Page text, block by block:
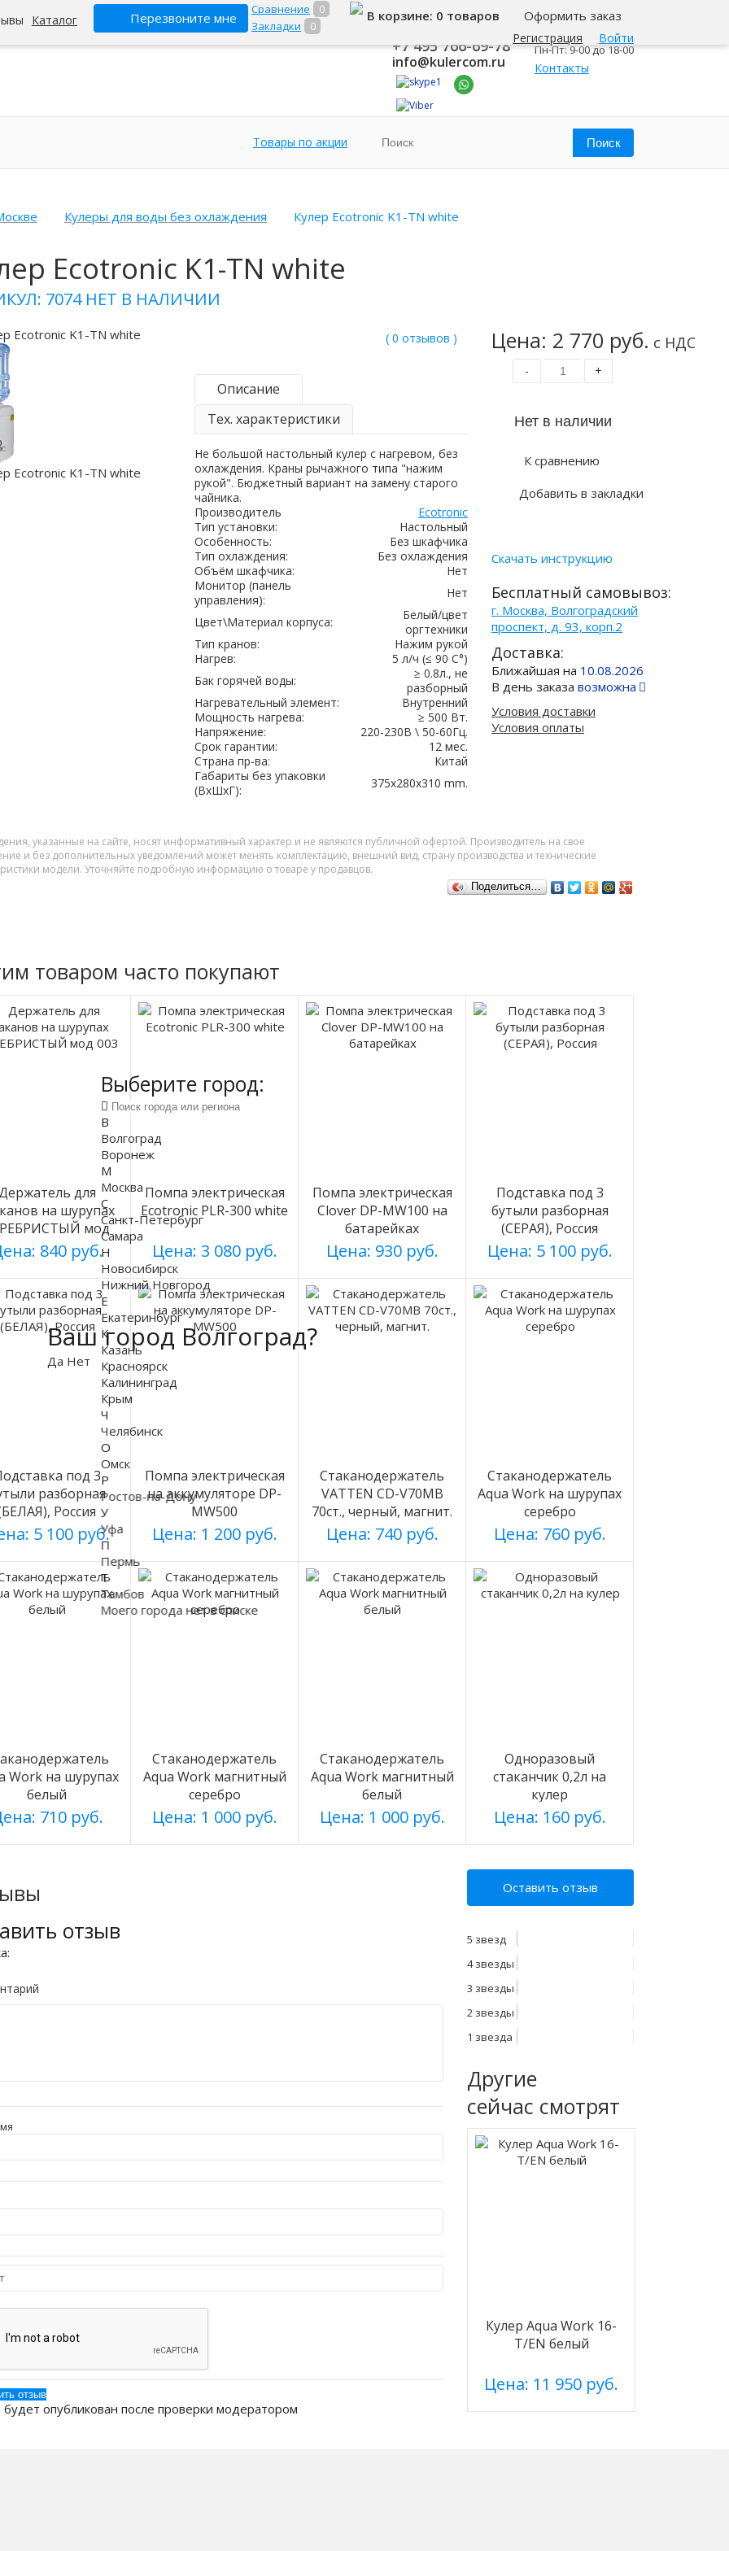
Каталог Перезвоните мне
Сравнение
0
Закладки
0
Регистрация Войти
В корзине: 0 товаров Оформить заказ
8 800 500-345-1
+7 495 766-69-78
info@kulercom.ru
Москва
Пн-Пт: 9-00 до 18-00
Контакты
Товары по акции
Кулеры для воды без охлаждения Кулер Ecotronic K1-TN white
Ecotronic K1-TN white
7074 НЕТ В НАЛИЧИИ
Цена: 2 770 руб. с НДС
- +
К сравнению
Добавить в закладки
Скачать инструкцию
Бесплатный самовывоз:
г. Москва, Волгоградский
проспект, д. 93, корп.2
Доставка:
Ближайшая на 10.08.2026
В день заказа возможна
Условия доставки
Условия оплаты
( 0 отзывов )
Описание
Тех. характеристики
Не большой настольный кулер с нагревом, без
охлаждения. Краны рычажного типа "нажим
рукой". Бюджетный вариант на замену старого
чайника.
Производитель
Ecotronic
Тип установки:
Настольный
Особенность:
Без шкафчика
Тип охлаждения:
Без охлаждения
Объём шкафчика:
Нет
Монитор (панель
управления):
Нет
Цвет\Материал корпуса:
Белый/цвет
оргтехники
Тип кранов:
Нажим рукой
Нагрев:
5 л/ч (≤ 90 C°)
Бак горячей воды:
≥ 0.8л., не
разборный
Нагревательный элемент:
Внутренний
Мощность нагрева:
≥ 500 Вт.
Напряжение:
220-230В \ 50-60Гц.
Срок гарантии:
12 мес.
Страна пр-ва:
Китай
Габариты без упаковки
(ВxШxГ):
375x280x310 mm.
указанные на сайте, носят информативный характер и не являются публичной офертой. Производитель на свое
и без дополнительных уведомлений может менять комплектацию, внешний вид, страну производства и технические
модели. Уточняйте подробную информацию о товаре у продавцов.
Поделиться…
товаром часто покупают
для
на шурупах
мод
003
840 руб.
Помпа электрическая
Ecotronic PLR-300 white
Цена: 3 080 руб.
Помпа электрическая
Clover DP-MW100 на
батарейках
Цена: 930 руб.
Подставка под 3
бутыли разборная
(СЕРАЯ), Россия
Цена: 5 100 руб.
под 3
разборная
Россия
5 100 руб.
Помпа электрическая
на аккумуляторе DP-
MW500
Цена: 1 200 руб.
Стаканодержатель
VATTEN CD-V70MB
70ст., черный, магнит.
Цена: 740 руб.
Стаканодержатель
Aqua Work на шурупах
серебро
Цена: 760 руб.
Work на шурупах
белый
710 руб.
Стаканодержатель
Aqua Work магнитный
серебро
Цена: 1 000 руб.
Стаканодержатель
Aqua Work магнитный
белый
Цена: 1 000 руб.
Одноразовый
стаканчик 0,2л на
кулер
Цена: 160 руб.
отзыв
опубликован после проверки модератором
Оставить отзыв
5 звезд
4 звезды
3 звезды
2 звезды
1 звезда
Другие
сейчас смотрят
Кулер Aqua Work 16-
T/EN белый
Цена: 11 950 руб.
Ваш город Волгоград?
Да Нет
Выберите город:
В
Волгоград
Воронеж
М
Москва
С
Санкт-Петербург
Самара
Н
Новосибирск
Нижний Новгород
Е
Екатеринбург
К
Казань
Красноярск
Калининград
Крым
Ч
Челябинск
О
Омск
Р
Ростов-на-Дону
У
Уфа
П
Пермь
Т
Тамбов
Моего города нет в списке